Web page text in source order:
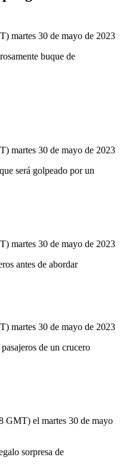
martes 30 de mayo de 2023
martes 30 de mayo de 2023
martes 30 de mayo de 2023
martes 30 de mayo de 2023
GMT) el martes 30 de mayo